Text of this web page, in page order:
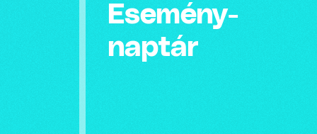
Esemény­
naptár